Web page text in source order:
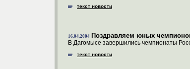
текст новости
16.04.2004 Поздравляем юных
В Дагомысе завершились чемпионаты
текст новости